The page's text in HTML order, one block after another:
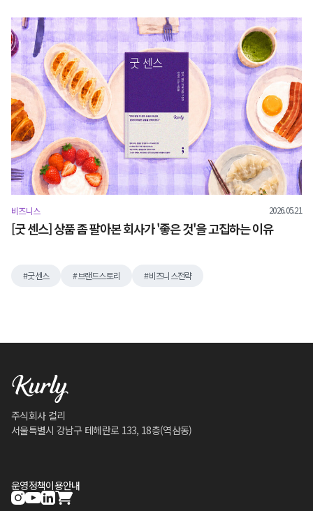
비즈니스 2026.05.21
[굿 센스] 상품 좀 팔아본 회사가 '좋은 것'을 고집하는 이유
굿센스 브랜드스토리 비즈니스전략
주식회사 컬리
서울특별시 강남구 테헤란로 133, 18층(역삼동)
운영정책이용안내